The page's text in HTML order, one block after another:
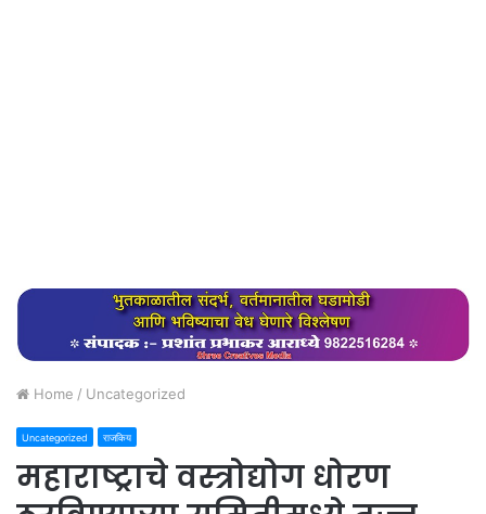
Home / Uncategorized
Uncategorized राजकिय
महाराष्ट्राचे वस्त्रोद्योग धोरण